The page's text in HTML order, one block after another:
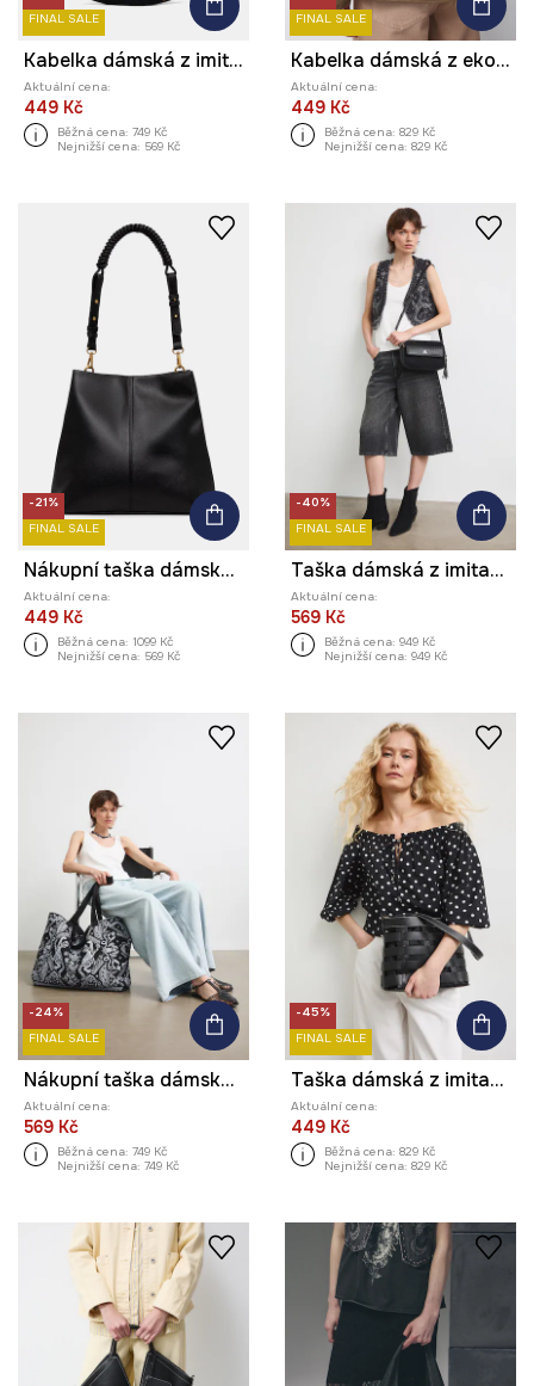
FINAL SALE
Kabelka dámská z imitace semiše
Aktuální cena:
449 Kč
Běžná cena: 749 Kč
Nejnižší cena: 569 Kč
FINAL SALE
Kabelka dámská z ekokůže s aplikací
Aktuální cena:
449 Kč
Běžná cena: 829 Kč
Nejnižší cena: 829 Kč
-21%
FINAL SALE
Nákupní taška dámská z imitace kůže
Aktuální cena:
449 Kč
Běžná cena: 1099 Kč
Nejnižší cena: 569 Kč
-40%
FINAL SALE
Taška dámská z imitace kůže
Aktuální cena:
569 Kč
Běžná cena: 949 Kč
Nejnižší cena: 949 Kč
-24%
FINAL SALE
Nákupní taška dámská bavlněná
Aktuální cena:
569 Kč
Běžná cena: 749 Kč
Nejnižší cena: 749 Kč
-45%
FINAL SALE
Taška dámská z imitace kůže
Aktuální cena:
449 Kč
Běžná cena: 829 Kč
Nejnižší cena: 829 Kč